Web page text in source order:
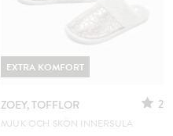
ZOEY, TOFFLOR 2
MJUK OCH SKÖN INNERSULA
EXTRA KOMFORT